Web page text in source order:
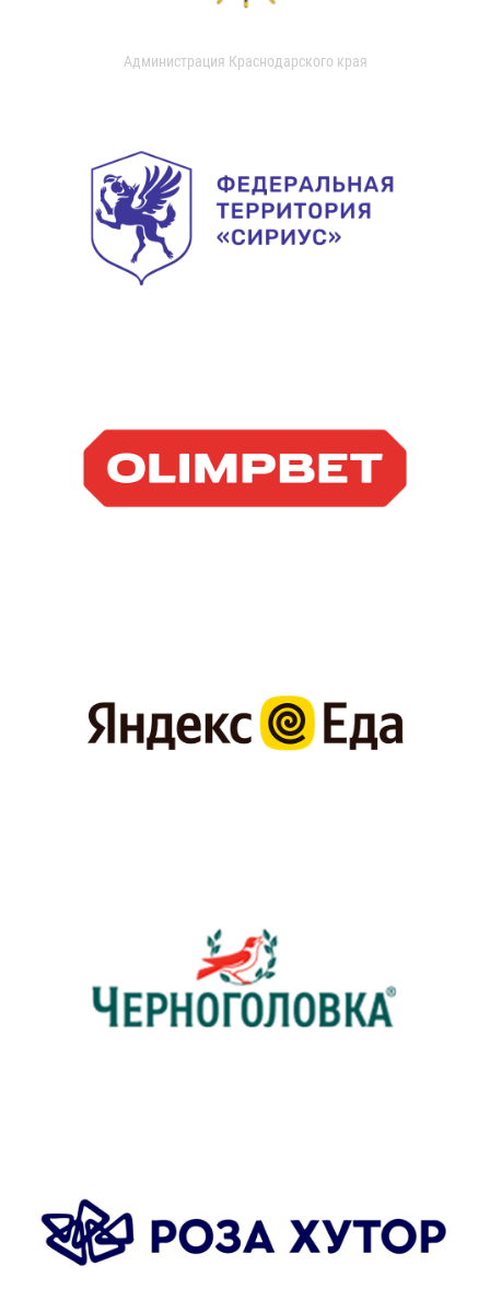
Администрация Краснодарского края